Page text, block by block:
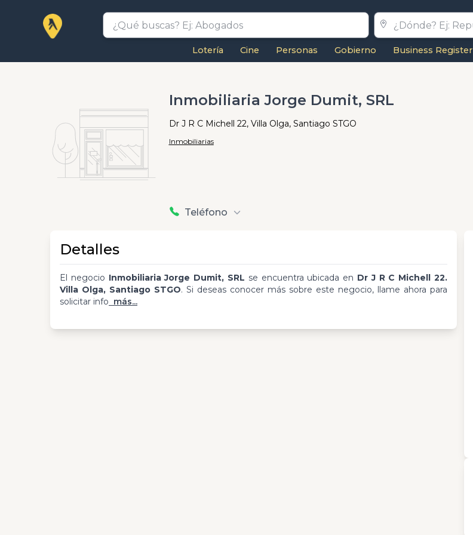
Lotería Cine Personas Gobierno Business Register
Inmobiliaria Jorge Dumit, SRL
Dr J R C Michell 22, Villa Olga, Santiago STGO
Inmobiliarias
Teléfono
Detalles
El negocio Inmobiliaria Jorge Dumit, SRL se encuentra ubicada en Dr J R C Michell 22.
Villa Olga, Santiago STGO. Si deseas conocer más sobre este negocio, llame ahora para
solicitar info más...